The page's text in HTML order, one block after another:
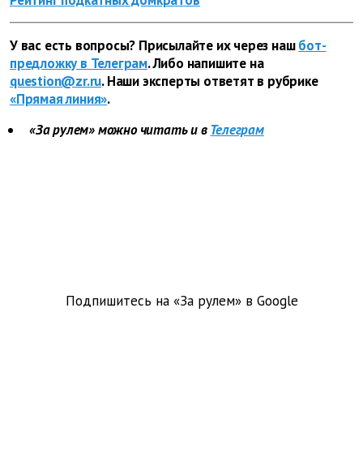
У вас есть вопросы? Присылайте их через наш бот-
предложку в Телеграм. Либо напишите на
question@zr.ru. Наши эксперты ответят в рубрике
«Прямая линия».
«За рулем» можно читать и вТелеграм
Подпишитесь на «За рулем» в Google